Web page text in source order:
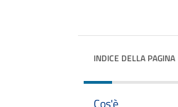
INDICE DELLA PAGINA
Cos'è